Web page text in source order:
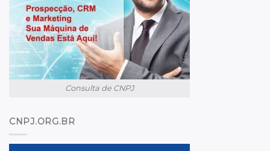
Consulta de CNPJ
CNPJ.ORG.BR